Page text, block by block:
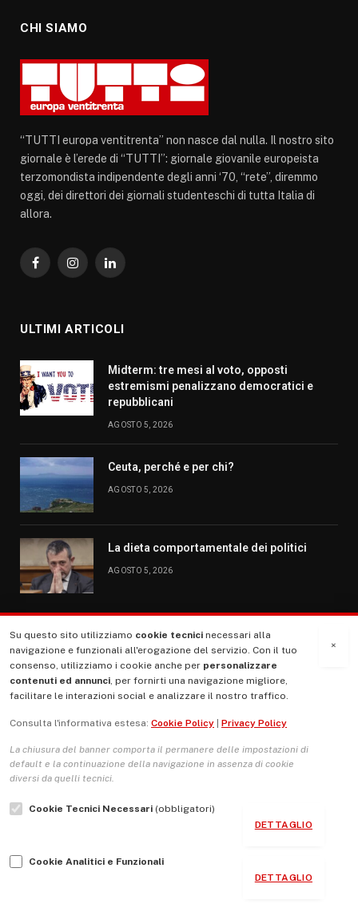
CHI SIAMO
“TUTTI europa ventitrenta” non nasce dal nulla. Il nostro sito
giornale è l’erede di “TUTTI”: giornale giovanile europeista
terzomondista indipendente degli anni ‘70, “rete”, diremmo
oggi, dei direttori dei giornali studenteschi di tutta Italia di
allora.
FacebookInstagramLinkedIn
ULTIMI ARTICOLI
Midterm: tre mesi al voto, opposti
estremismi penalizzano democratici e
repubblicani
AGOSTO 5, 2026
Ceuta, perché e per chi?
AGOSTO 5, 2026
La dieta comportamentale dei politici
AGOSTO 5, 2026
MENU
La Nostra Storia
Le Copertine
L’Associazione
Indirizzo Socio Politico Culturale
Guida per le autrici e gli autori
×
Su questo sito utilizziamo cookie tecnici necessari alla
navigazione e funzionali all'erogazione del servizio. Con il tuo
consenso, utilizziamo i cookie anche per personalizzare
contenuti ed annunci, per fornirti una navigazione migliore,
facilitare le interazioni social e analizzare il nostro traffico.
Consulta l'informativa estesa: Cookie Policy Privacy Policy
La chiusura del banner comporta il permanere delle impostazioni di
default e la continuazione della navigazione in assenza di cookie
diversi da quelli tecnici.
Cookie Tecnici Necessari (obbligatori)
DETTAGLIO
Cookie Analitici e Funzionali
DETTAGLIO